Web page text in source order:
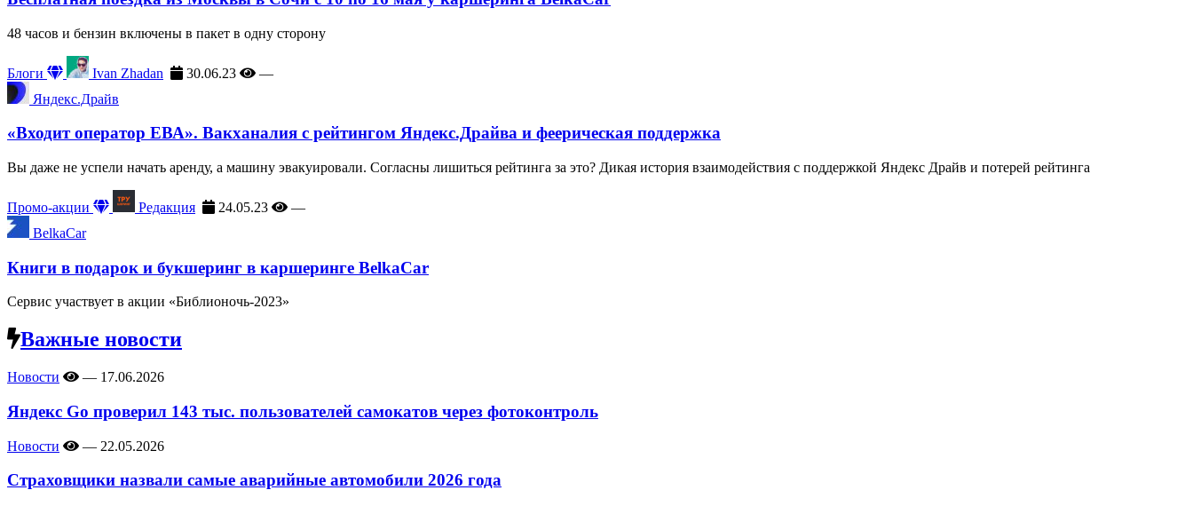
48 часов и бензин включены в пакет в одну сторону
Блоги Ivan Zhadan 30.06.23
—
Яндекс.Драйв
«Входит оператор ЕВА». Вакханалия с рейтингом Яндекс.Драйва и феерическая поддержка
Вы даже не успели начать аренду, а машину эвакуировали. Согласны лишиться рейтинга за это? Дикая история взаимодействия с поддержкой Яндекс Драйв и потерей рейтинга
Промо-акции Редакция 24.05.23
—
BelkaCar
Книги в подарок и букшеринг в каршеринге BelkaCar
Сервис участвует в акции «Библионочь-2023»
Важные новости
Новости — 17.06.2026
Яндекс Go проверил 143 тыс. пользователей самокатов через фотоконтроль
Новости — 22.05.2026
Страховщики назвали самые аварийные автомобили 2026 года